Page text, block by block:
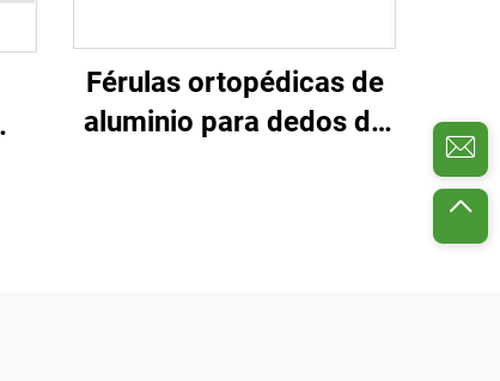
Férulas ortopédicas de
aluminio para dedos de